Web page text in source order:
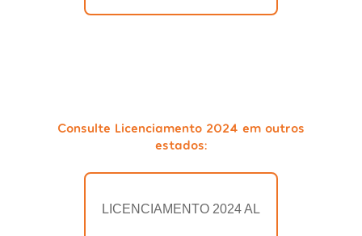
Consulte Licenciamento 2024 em outros
estados:
LICENCIAMENTO 2024 AL